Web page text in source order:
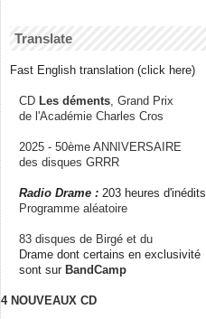
Translate
Fast English translation (click here)
CD Les déments , Grand Prix
de l'Académie Charles Cros
2025 - 50ème ANNIVERSAIRE
des disques GRRR
Radio Drame : 203 heures d'inédits
Programme aléatoire
83 disques de Birgé et du
Drame dont certains en exclusivité
sont sur BandCamp
4 NOUVEAUX CD